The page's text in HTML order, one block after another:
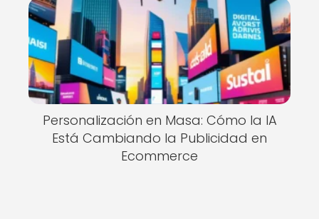
Personalización en Masa: Cómo la IA
Está Cambiando la Publicidad en
Ecommerce